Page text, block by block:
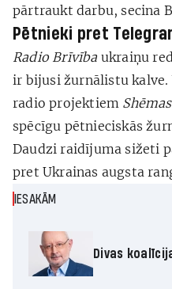
pārtraukt darbu, secina
Pētnieki pret
Radio Brīvībaukraiņu
ir bijusi žurnālistu kalve.
radio projektiem
spēcīgu pētnieciskās
Daudzi raidījuma sižeti
pret Ukrainas augsta
IESAKĀM
Divas